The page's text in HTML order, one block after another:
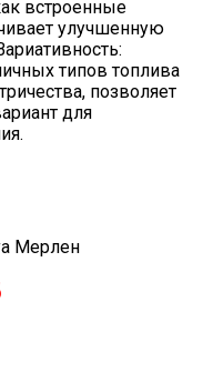
встроенные
улучшенную
типов топлива
позволяет
для